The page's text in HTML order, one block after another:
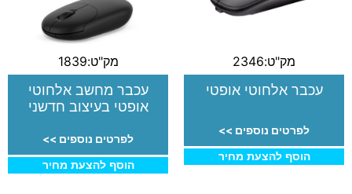
מק"ט:2346
עכבר אלחוטי אופטי
לפרטים נוספים >>
הוסף להצעת מחיר
מק"ט:1839
עכבר מחשב אלחוטי
אופטי בעיצוב חדשני
לפרטים נוספים >>
הוסף להצעת מחיר